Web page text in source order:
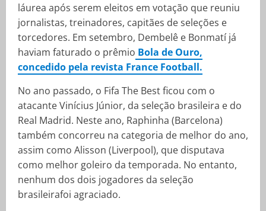
láurea após serem eleitos em votação que reuniu
jornalistas, treinadores, capitães de seleções e
torcedores. Em setembro, Dembelê e Bonmatí já
haviam faturado o prêmio Bola de Ouro,
concedido pela revista France Football.
No ano passado, o Fifa The Best ficou com o
atacante Vinícius Júnior, da seleção brasileira e do
Real Madrid. Neste ano, Raphinha (Barcelona)
também concorreu na categoria de melhor do ano,
assim como Alisson (Liverpool), que disputava
como melhor goleiro da temporada. No entanto,
nenhum dos dois jogadores da seleção
brasileirafoi agraciado.